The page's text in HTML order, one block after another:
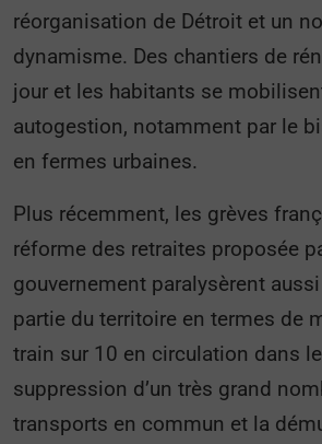
réorganisation de Détroit et un
dynamisme. Des chantiers de
jour et les habitants se
autogestion, notamment par le
en fermes urbaines.
Plus récemment, les grèves
réforme des retraites proposée
gouvernement paralysèrent
partie du territoire en termes de
train sur 10 en circulation dans
suppression d’un très grand
transports en commun et la